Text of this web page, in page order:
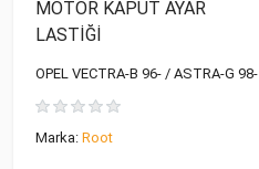
MOTOR KAPUT AYAR
LASTİĞİ
OPEL VECTRA-B 96- / ASTRA-G 98-
Marka: Root